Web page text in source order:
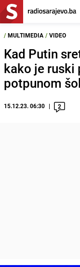
/ MULTIMEDIA / VIDEO
Kad Putin
kako je ruski
potpunom
15.12.23. 06:30 2